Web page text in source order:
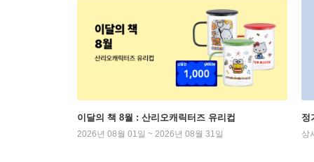
이달의 책 8월 : 산리오캐릭터즈 유리컵
2026년 08월 01일 ~ 2026년 08월 31일
정
상